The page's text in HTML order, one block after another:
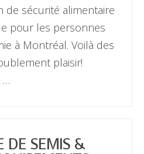
de sécurité alimentaire
pour les personnes
à Montréal. Voilà des
plaisir!
…
DE SEMIS &